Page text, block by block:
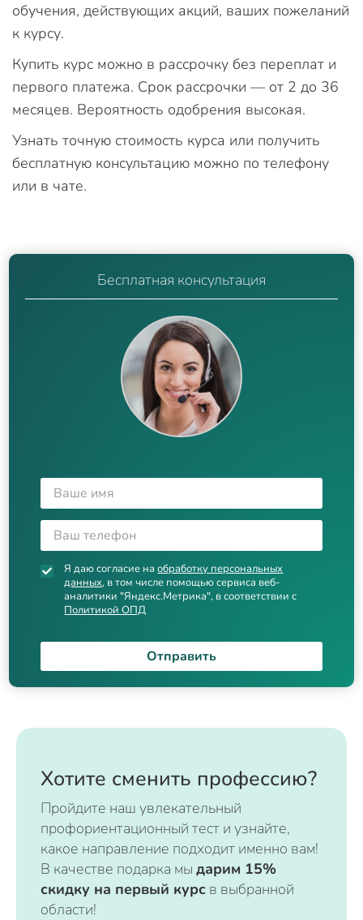
обучения, действующих акций, ваших пожеланий
к курсу.
Купить курс можно в рассрочку без переплат и
первого платежа. Срок рассрочки — от 2 до 36
месяцев. Вероятность одобрения высокая.
Узнать точную стоимость курса или получить
бесплатную консультацию можно по телефону
или в чате.
Бесплатная консультация
Я даю согласие наобработку персональных
данных, в том числе помощью сервиса веб-
аналитики "Яндекс.Метрика", в соответствии с
Политикой ОПД
Отправить
Хотите сменить профессию?
Пройдите наш увлекательный
профориентационный тест и узнайте,
какое направление подходит именно вам!
В качестве подарка мы дарим 15%
скидку на первый курс в выбранной
области!